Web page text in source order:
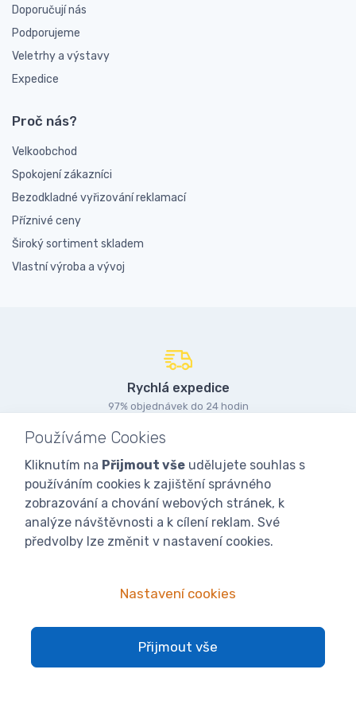
Doporučují nás
Podporujeme
Veletrhy a výstavy
Expedice
Proč nás?
Velkoobchod
Spokojení zákazníci
Bezodkladné vyřizování reklamací
Příznivé ceny
Široký sortiment skladem
Vlastní výroba a vývoj
Rychlá expedice
97% objednávek do 24 hodin
Vlastní sklady
přes 3000 položek skladem
Skvělá cena a kvalita
jsme výrobci a importéři
Používáme Cookies
Kliknutím na Přijmout vše udělujete souhlas s
používáním cookies k zajištění správného
zobrazování a chování webových stránek, k
analýze návštěvnosti a k cílení reklam. Své
předvolby lze změnit v nastavení cookies.
Nastavení cookies
Přijmout vše